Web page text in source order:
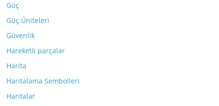
Güç
Güç Üniteleri
Güvenlik
Hareketli parçalar
Harita
Haritalama Sembolleri
Haritalar